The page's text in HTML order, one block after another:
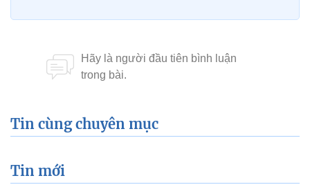
Tin cùng chuyên mục
Tin mới